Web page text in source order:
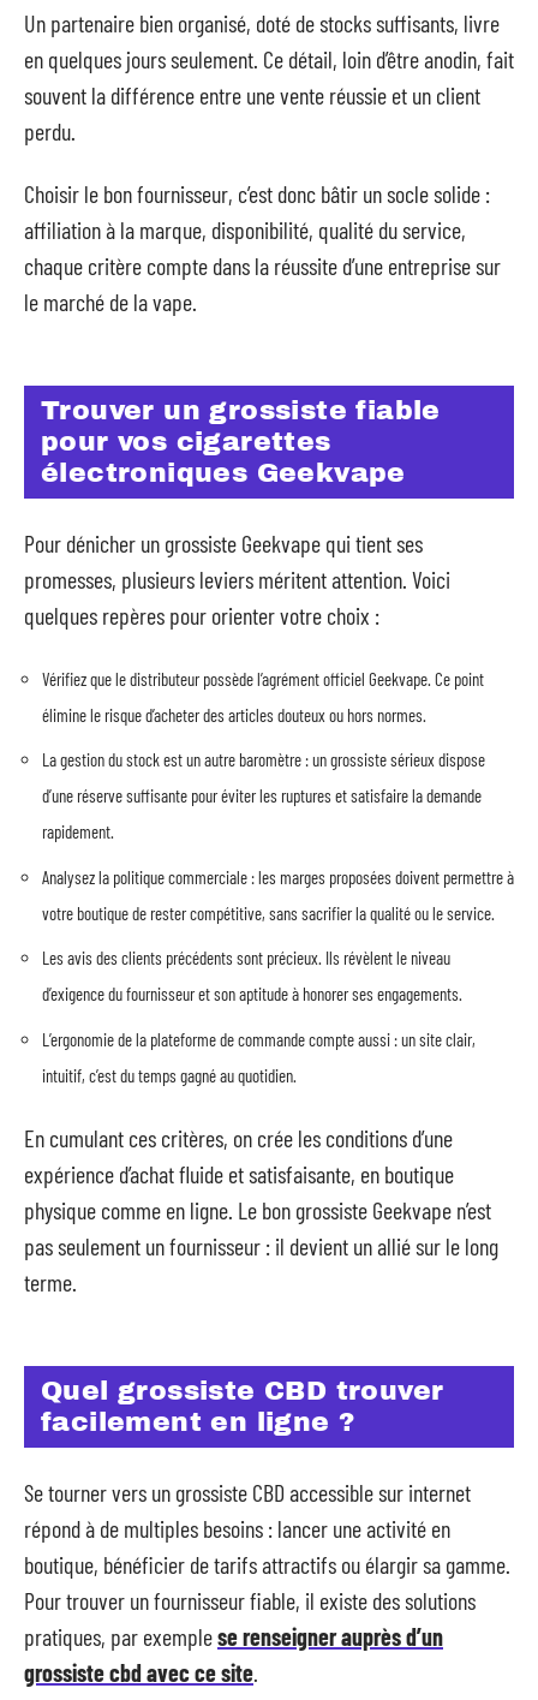
Un partenaire bien organisé, doté de stocks suffisants, livre
en quelques jours seulement. Ce détail, loin d’être anodin, fait
souvent la différence entre une vente réussie et un client
perdu.
Choisir le bon fournisseur, c’est donc bâtir un socle solide :
affiliation à la marque, disponibilité, qualité du service,
chaque critère compte dans la réussite d’une entreprise sur
le marché de la vape.
Trouver un grossiste fiable
pour vos cigarettes
électroniques Geekvape
Pour dénicher un grossiste Geekvape qui tient ses
promesses, plusieurs leviers méritent attention. Voici
quelques repères pour orienter votre choix :
Vérifiez que le distributeur possède l’agrément officiel Geekvape. Ce point
élimine le risque d’acheter des articles douteux ou hors normes.
La gestion du stock est un autre baromètre : un grossiste sérieux dispose
d’une réserve suffisante pour éviter les ruptures et satisfaire la demande
rapidement.
Analysez la politique commerciale : les marges proposées doivent permettre à
votre boutique de rester compétitive, sans sacrifier la qualité ou le service.
Les avis des clients précédents sont précieux. Ils révèlent le niveau
d’exigence du fournisseur et son aptitude à honorer ses engagements.
L’ergonomie de la plateforme de commande compte aussi : un site clair,
intuitif, c’est du temps gagné au quotidien.
En cumulant ces critères, on crée les conditions d’une
expérience d’achat fluide et satisfaisante, en boutique
physique comme en ligne. Le bon grossiste Geekvape n’est
pas seulement un fournisseur : il devient un allié sur le long
terme.
Quel grossiste CBD trouver
facilement en ligne ?
Se tourner vers un grossiste CBD accessible sur internet
répond à de multiples besoins : lancer une activité en
boutique, bénéficier de tarifs attractifs ou élargir sa gamme.
Pour trouver un fournisseur fiable, il existe des solutions
pratiques, par exemplese renseigner auprès d’un
grossiste cbd avec ce site.